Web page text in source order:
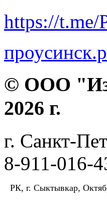
https://t.me/
© ООО
2026 г.
г. Санкт-
8-911-016-
РК, г. Сыктывкар,